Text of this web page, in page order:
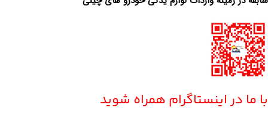
با ما در اینستاگرام همراه شوید